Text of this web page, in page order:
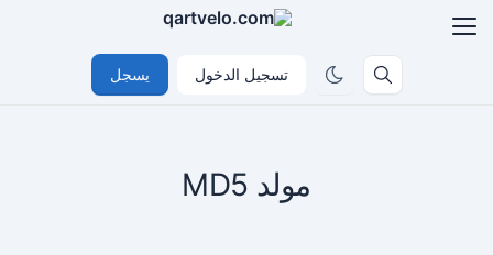
تسجيل الدخول يسجل
مولد MD5